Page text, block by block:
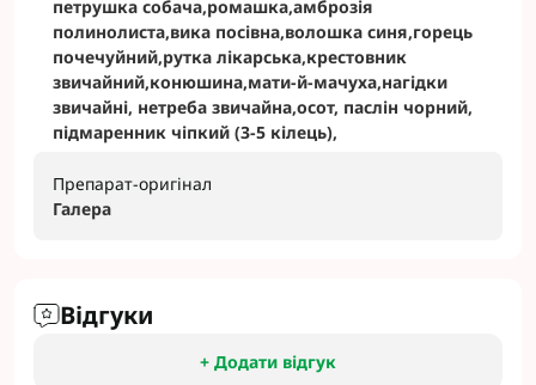
петрушка собача,ромашка,амброзія
полинолиста,вика посівна,волошка синя,горець
почечуйний,рутка лікарська,крестовник
звичайний,конюшина,мати-й-мачуха,нагідки
звичайні, нетреба звичайна,осот, паслін чорний,
підмаренник чіпкий (3-5 кілець),
Препарат-оригінал
Галера
Відгуки
+ Додати відгук